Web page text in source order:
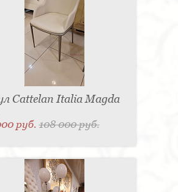
Cattelan Italia Magda
руб.108 000 руб.